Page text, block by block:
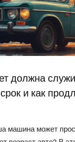
дороге.
должна
и как
машина может